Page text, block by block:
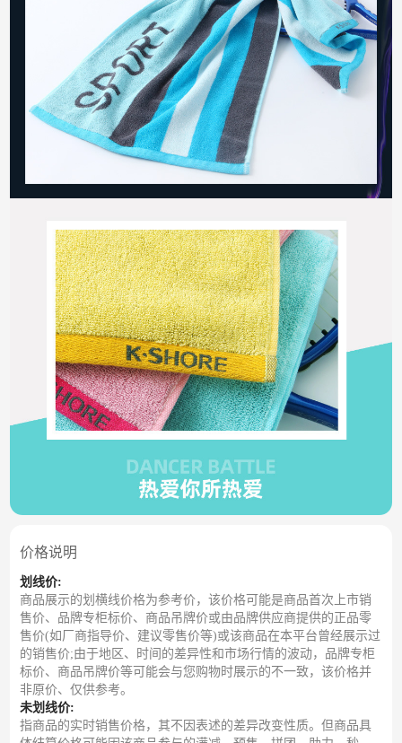
价格说明
划线价:
商品展示的划横线价格为参考价，该价格可能是商品首次上市销
售价、品牌专柜标价、商品吊牌价或由品牌供应商提供的正品零
售价(如厂商指导价、建议零售价等)或该商品在本平台曾经展示过
的销售价;由于地区、时间的差异性和市场行情的波动，品牌专柜
标价、商品吊牌价等可能会与您购物时展示的不一致，该价格并
非原价、仅供参考。
未划线价:
指商品的实时销售价格，其不因表述的差异改变性质。但商品具